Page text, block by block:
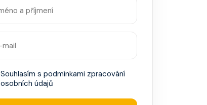
Souhlasím spodmínkami zpracování
osobních údajů